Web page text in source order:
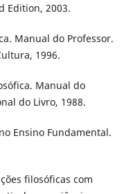
Edition, 2003.
Manual do Professor.
1996.
Manual do
do Livro, 1988.
Ensino Fundamental.
filosóficas com